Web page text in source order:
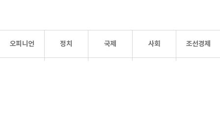
오피니언 정치 국제 사회 조선경제